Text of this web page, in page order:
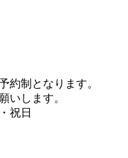
約制となります。
いします。
祝日